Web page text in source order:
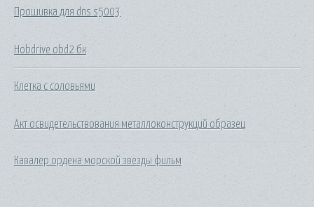
Прошивка для dns s5003
Hobdrive obd2 бк
Клетка с соловьями
Акт освидетельствования металлоконструкций образец
Кавалер ордена морской звезды фильм